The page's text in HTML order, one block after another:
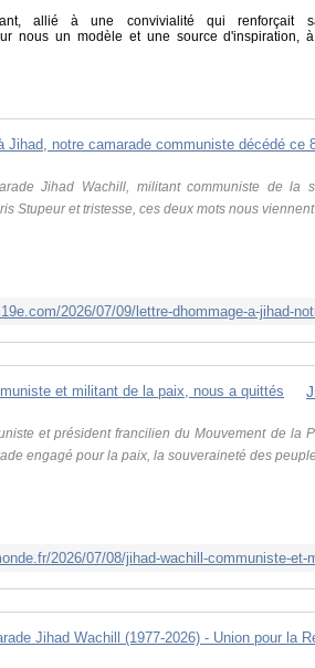
allié à une convivialité qui renforçait
nous un modèle et une source
Jihad Wachill, militant communiste de
Stupeur et tristesse, ces deux mots nous
et président francilien du Mouvement de la
engagé pour la paix, la souveraineté des